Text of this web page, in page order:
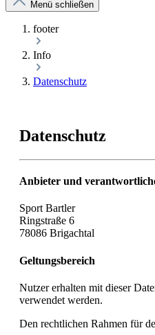
Menü schließen
footer
Info
Datenschutz
Datenschutz
Anbieter und
Sport Bartler
Ringstraße 6
78086 Brigachtal
Geltungsbereich
Nutzer erhalten mit dieser
verwendet werden.
Den rechtlichen Rahmen für